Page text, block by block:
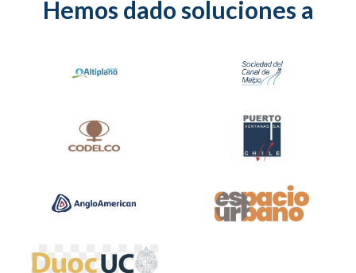
Hemos dado soluciones a